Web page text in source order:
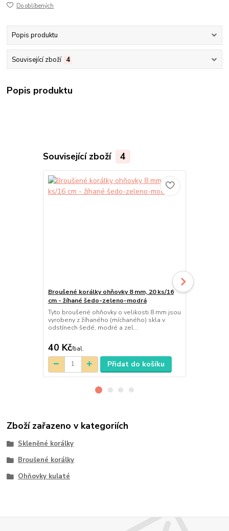
Do oblíbených
Popis produktu
Související zboží 4
Popis produktu
Související zboží 4
Broušené korálky ohňovky 8 mm, 20 ks/16
cm - žíhané šedo-zeleno-modrá
Tyto broušené ohňovky o velikosti 8 mm jsou
vyrobeny z žíhaného (míchaného) skla v
odstínech šedé, modré a zel...
40 Kč/bal.
Přidat do košíku
Broušené
Zboží zařazeno v kategoriích
Skleněné korálky
Broušené korálky
Ohňovky kulaté